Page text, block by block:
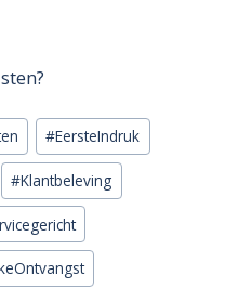
#EersteIndruk
#Klantbeleving